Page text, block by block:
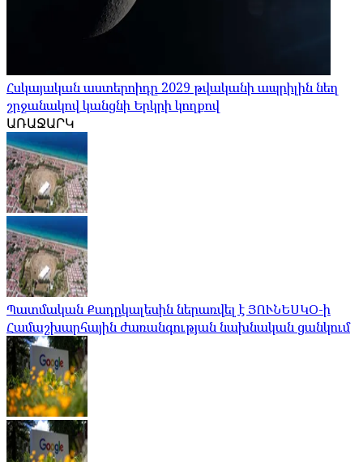
Հսկայական աստերոիդը 2029 թվականի ապրիլին նեղ
շրջանակով կանցնի Երկրի կողքով
ԱՌԱՋԱՐԿ
Պատմական Քադըկալեսին ներառվել է ՅՈՒՆԵՍԿՕ-ի
Համաշխարհային ժառանգության նախնական ցանկում